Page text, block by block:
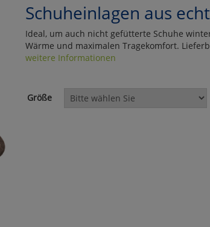
Schuheinlagen aus
Ideal, um auch nicht gefütterte Schuhe
Wärme und maximalen Tragekomfort.
weitere Informationen
Größe